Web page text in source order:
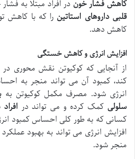
کاهش فشار خون در افراد مبتلا به
قلبی داروهای استاتینرا که با کاهش
کاهش دهد.
افزایش انرژی و کاهش خستگی
از آنجایی که کوکیوتن نقش محوری در
کند، کمبود آن می تواند منجر به
انرژی شود. مصرف مکمل کوکیوتن به
سلولیکمک کرده و می تواند در
کسانی که به طور کلی احساس کمبود
افزایش انرژی می تواند به بهبود
منجر شود.